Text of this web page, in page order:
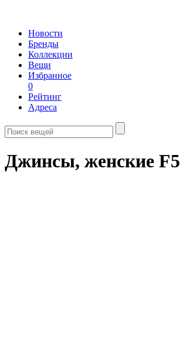
Новости
Бренды
Коллекции
Вещи
Избранное
0
Рейтинг
Адреса
Джинсы, женские F5